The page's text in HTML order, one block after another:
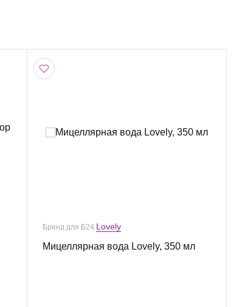
Бренд для Б24 Lovely
Мицеллярная вода Lovely, 350 мл